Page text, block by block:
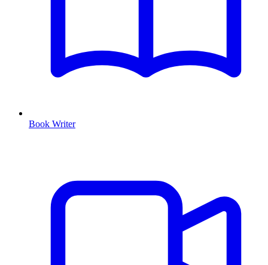
Book Writer